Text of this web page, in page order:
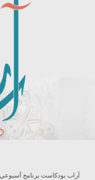
آراب بودكاست برنامج